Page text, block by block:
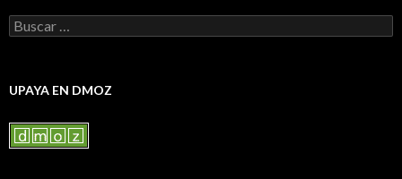
Buscar:
UPAYA EN DMOZ